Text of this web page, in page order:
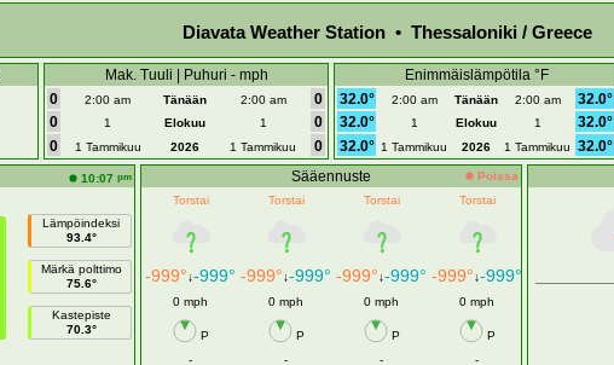
Diavata Weather Station • Thessaloniki / Greece
Mak. Tuuli | Puhuri - mph
0
2:00 am Tänään 2:00 am
0
0
1 Elokuu 1
0
0
1 Tammikuu 2026 1 Tammikuu 0
Enimmäislämpötila °F
32.0°
2:00 am Tänään 2:00 am
32.0°
32.0°
1 Elokuu 1
32.0°
32.0° 1 Tammikuu 2026 1 Tammikuu 32.0°
10:07 pm
Lämpöindeksi
93.4°
Märkä polttimo
75.6°
Kastepiste
70.3°
Sääennuste
Poissa
Torstai
Torstai Torstai Torstai
-999°↓-999° -999°↓-999° -999°↓-999° -999°↓-999°
0 mph 0 mph 0 mph 0 mph
P P P
P
-
- -
-